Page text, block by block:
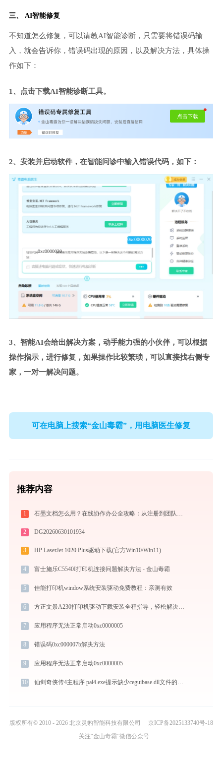
三、 AI智能修复
不知道怎么修复，可以请教AI智能诊断，只需要将错误码输
入，就会告诉你，错误码出现的原因，以及解决方法，具体操
作如下：
1、点击下载AI智能诊断工具。
2、安装并启动软件，在智能问诊中输入错误代码，如下：
0xc0000020
0xc0000020
3、智能AI会给出解决方案，动手能力强的小伙伴，可以根据
操作指示，进行修复，如果操作比较繁琐，可以直接找右侧专
家，一对一解决问题。
可在电脑上搜索“金山毒霸”，用电脑医生修复
推荐内容
1 石墨文档怎么用？在线协作办公全攻略：从注册到团队高效协同
2 DG20260630101934
3 HP LaserJet 1020 Plus驱动下载(官方Win10/Win11)
4 富士施乐C5540I打印机连接问题解决方法 - 金山毒霸
5 佳能打印机window系统安装驱动免费教程：亲测有效
6 方正文景A230打印机驱动下载安装全程指导，轻松解决打印问题
7 应用程序无法正常启动0xc0000005
8 错误码0xc000007b解决方法
9 应用程序无法正常启动0xc0000005
10 仙剑奇侠传4主程序 pal4.exe提示缺少ceguibase.dll文件的解决办法
版权所有© 2010 - 2026 北京灵豹智能科技有限公司
京ICP备2025133740号-18
关注“金山毒霸”微信公众号